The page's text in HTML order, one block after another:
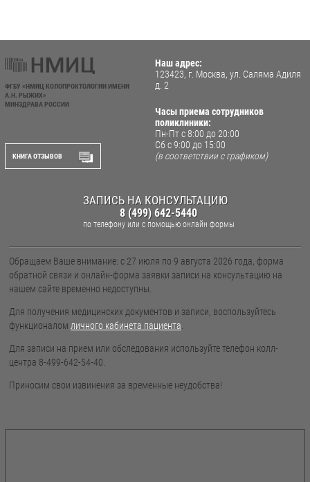
ФГБУ «НМИЦ КОЛОПРОКТОЛОГИИ ИМЕНИ
А.Н. РЫЖИХ»
МИНЗДРАВА РОССИИ
Наш адрес:
123423, г. Москва, ул. Саляма Адиля
д. 2
Часы приема сотрудников
поликлиники:
Пн-Пт с 8:00 до 20:00
Сб с 9:00 до 15:00
(в соответствии с графиком)
КНИГА ОТЗЫВОВ
ЗАПИСЬ НА КОНСУЛЬТАЦИЮ
8 (499) 642-5440
по телефонуили с помощью онлайн формы
Обращаем Ваше внимание: с 27 июля по 9 августа 2026 года, форма
обратной связи и онлайн-форма заявки записи на консультацию на
нашем сайте временно недоступны.
Для получения медицинских документов и записи, воспользуйтесь
функционалом личного кабинета пациента
Для записи на прием или обследования используйте телефон колл-
центра 8-499-642-54-40.
Приносим свои извинения за временные неудобства!